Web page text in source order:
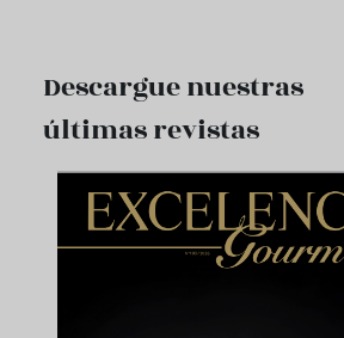
Descargue nuestras
últimas revistas